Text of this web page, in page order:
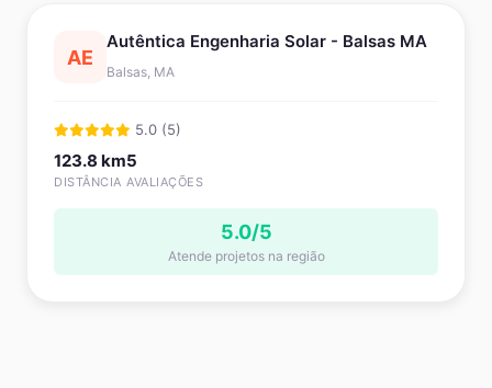
AE
Autêntica Engenharia Solar - Balsas MA
Balsas, MA
5.0 (5)
123.8 km
DISTÂNCIA
5
AVALIAÇÕES
5.0/5
Atende projetos na região